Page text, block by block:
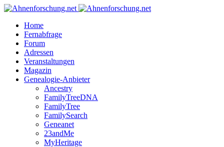
Home
Fernabfrage
Forum
Adressen
Veranstaltungen
Magazin
Genealogie-Anbieter
Ancestry
FamilyTreeDNA
FamilyTree
FamilySearch
Geneanet
23andMe
MyHeritage